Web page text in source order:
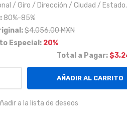
/ Giro / Dirección / Ciudad / Estado.
80%-85%
$4,056.00 MXN
Especial: 20%
Total a Pagar:
AÑADIR AL CARRITO
a la lista de deseos